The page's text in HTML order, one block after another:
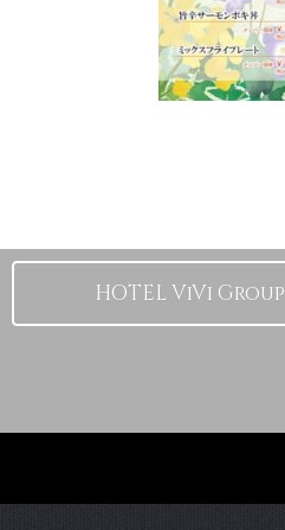
HOTEL ViVi Group